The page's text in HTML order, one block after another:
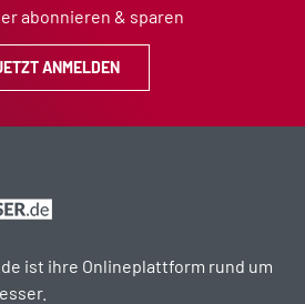
abonnieren & sparen
ANMELDEN
ist ihre Onlineplattform rund um